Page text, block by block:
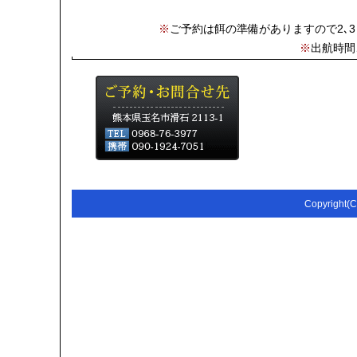
※ ご予約は餌の準備がありますので2､
※出航時